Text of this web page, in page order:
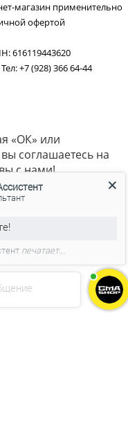
магазин применительно
офертой
616119443620
+7 (928) 366 64-44
«ОК» или
соглашаетесь на
с нами!
печатает...